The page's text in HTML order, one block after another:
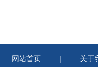
网站首页 | 关于